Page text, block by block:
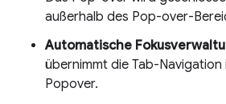
außerhalb des Pop-over-
Automatische
übernimmt die Tab-Navigation
Popover.